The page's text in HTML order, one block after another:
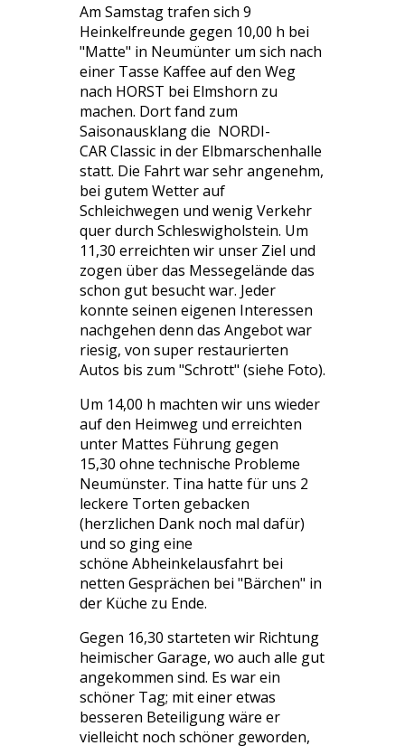
Am Samstag trafen sich 9
Heinkelfreunde gegen 10,00 h bei
"Matte" in Neumünter um sich nach
einer Tasse Kaffee auf den Weg
nach HORST bei Elmshorn zu
machen. Dort fand zum
Saisonausklang die NORDI-
CAR Classic in der Elbmarschenhalle
statt. Die Fahrt war sehr angenehm,
bei gutem Wetter auf
Schleichwegen und wenig Verkehr
quer durch Schleswigholstein. Um
11,30 erreichten wir unser Ziel und
zogen über das Messegelände das
schon gut besucht war. Jeder
konnte seinen eigenen Interessen
nachgehen denn das Angebot war
riesig, von super restaurierten
Autos bis zum "Schrott" (siehe Foto).
Um 14,00 h machten wir uns wieder
auf den Heimweg und erreichten
unter Mattes Führung gegen
15,30 ohne technische Probleme
Neumünster. Tina hatte für uns 2
leckere Torten gebacken
(herzlichen Dank noch mal dafür)
und so ging eine
schöne Abheinkelausfahrt bei
netten Gesprächen bei "Bärchen" in
der Küche zu Ende.
Gegen 16,30 starteten wir Richtung
heimischer Garage, wo auch alle gut
angekommen sind. Es war ein
schöner Tag; mit einer etwas
besseren Beteiligung wäre er
vielleicht noch schöner geworden,